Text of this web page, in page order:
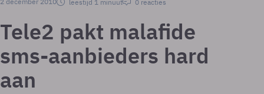
leestijd 1 minuut 0 reacties
Tele2 pakt malafide
sms-aanbieders hard
aan